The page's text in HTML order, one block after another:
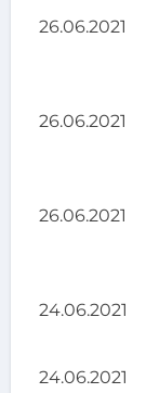
26.06.2021
26.06.2021
26.06.2021
24.06.2021
24.06.2021